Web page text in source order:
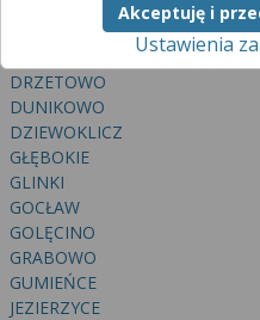
DRZETOWO
DUNIKOWO
DZIEWOKLICZ
GŁĘBOKIE
GLINKI
GOCŁAW
GOLĘCINO
GRABOWO
GUMIEŃCE
JEZIERZYCE
obsługi dodatkowych
usprawniających
analizy tego, w jaki
strony,
marketingu
tym reklam
udostępniania funkcji
Kliknij „Akceptuję i
wyrazić zgodę na
naszych partnerów
powyższych celach.
Akceptuję i
Ustawienia